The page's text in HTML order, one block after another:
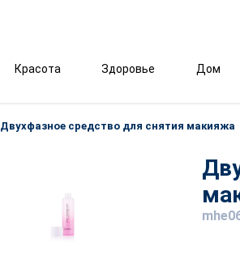
Красота Здоровье Дом
Двухфазное средство для снятия макияжа